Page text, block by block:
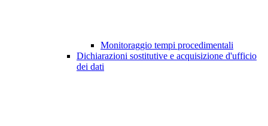
Monitoraggio tempi procedimentali
Dichiarazioni sostitutive e acquisizione d'ufficio
dei dati